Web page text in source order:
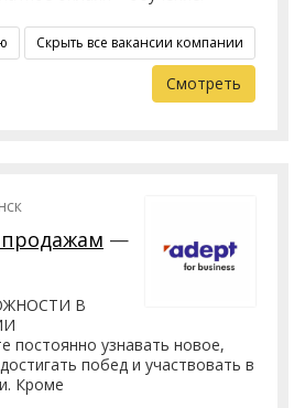
Скрыть все вакансии компании
Смотреть
—
В
постоянно узнавать новое,
побед и участвовать в
Кроме